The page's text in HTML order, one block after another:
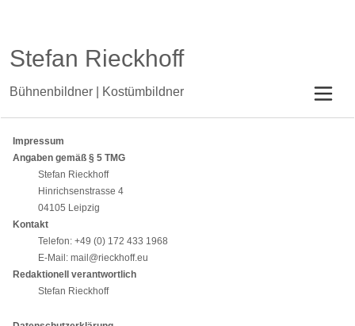
Stefan Rieckhoff
Bühnenbildner | Kostümbildner
Impressum
Angaben gemäß § 5 TMG
Stefan Rieckhoff
Hinrichsenstrasse 4
04105 Leipzig
Kontakt
Telefon: +49 (0) 172 433 1968
E-Mail: mail@rieckhoff.eu
Redaktionell verantwortlich
Stefan Rieckhoff